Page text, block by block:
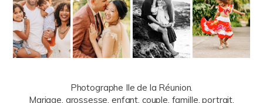
Photographe Ile de la Réunion.
Mariage, grossesse, enfant, couple, famille, portrait,